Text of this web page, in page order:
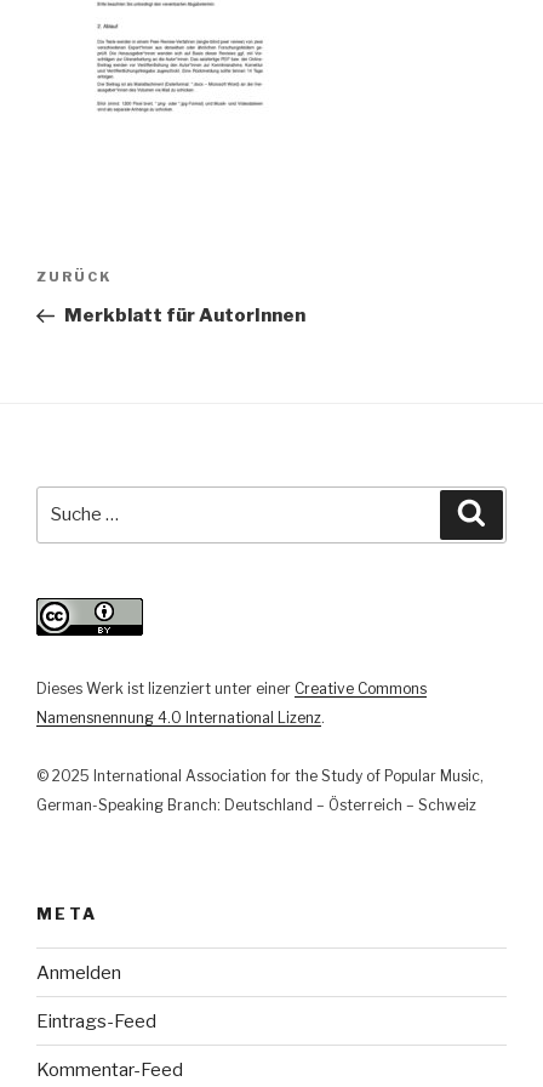
Beitragsnavigation
Vorheriger
Beitrag
ZURÜCK
Merkblatt für AutorInnen
Dieses Werk ist lizenziert unter einer Creative Commons
Namensnennung 4.0 International Lizenz.
© 2025 International Association for the Study of Popular Music,
German-Speaking Branch: Deutschland – Österreich – Schweiz
META
Anmelden
Eintrags-Feed
Kommentar-Feed